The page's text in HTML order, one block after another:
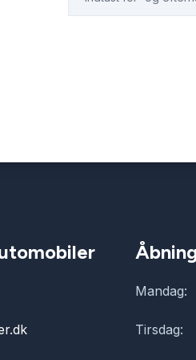
Mandag:
Tirsdag: